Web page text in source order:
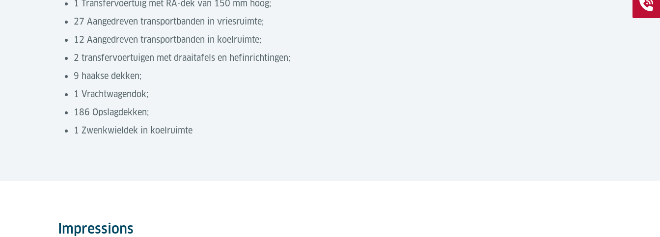
1 Transfervoertuig met RA-dek van 150 mm hoog;
27 Aangedreven transportbanden in vriesruimte;
12 Aangedreven transportbanden in koelruimte;
2 transfervoertuigen met draaitafels en hefinrichtingen;
9 haakse dekken;
1 Vrachtwagendok;
186 Opslagdekken;
1 Zwenkwieldek in koelruimte
Impressions